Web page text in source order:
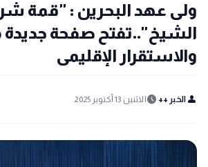
ولى عهد البحرين : "قمة
الشيخ"..تفتح صفحة جديدة
والاستقرار الإقليمى
person الخبر ++ schedule الاثنين 13 أكتوبر 2025